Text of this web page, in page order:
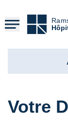
contenu
principal
Votre